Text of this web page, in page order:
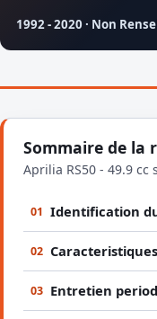
1992 - 2020 · Non
Sommaire de la
Aprilia RS50 - 49.9
01 Identification
02
03 Entretien